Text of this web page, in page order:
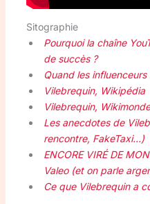
Sitographie
Pourquoi la chaîne
de succès ?
Quand les
Vilebrequin, Wikipédia
Vilebrequin, Wikimonde
Les anecdotes de
rencontre, FakeTaxi…)
ENCORE VIRÉ DE
Valeo (et on parle
Ce que Vilebrequin a